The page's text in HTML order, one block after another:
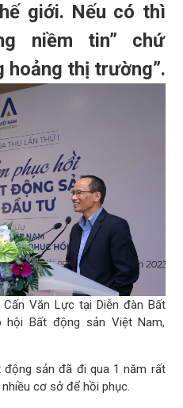
giới. Nếu có thì
niềm tin” chứ
hoảng thị trường”.
Văn Lực tại Diễn đàn Bất
hội Bất động sản Việt Nam,
sản đã đi qua 1 năm rất
cơ sở để hồi phục.